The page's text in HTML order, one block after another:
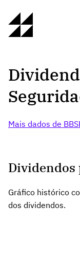
Mais dados de
Dividendos
Gráfico histórico
dos dividendos.